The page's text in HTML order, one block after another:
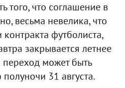
того, что соглашение в
весьма невелика, что
футболиста,
закрывается летнее
может быть
31 августа.